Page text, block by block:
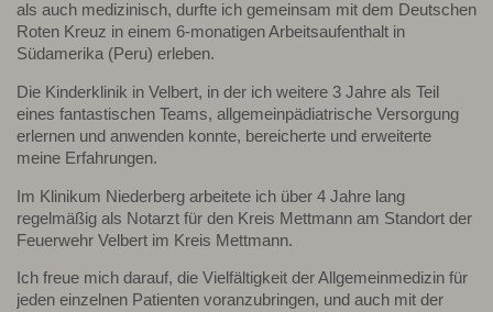
als auch medizinisch, durfte ich gemeinsam mit dem Deutschen
Roten Kreuz in einem 6-monatigen Arbeitsaufenthalt in
Südamerika (Peru) erleben.
Die Kinderklinik in Velbert, in der ich weitere 3 Jahre als Teil
eines fantastischen Teams, allgemeinpädiatrische Versorgung
erlernen und anwenden konnte, bereicherte und erweiterte
meine Erfahrungen.
Im Klinikum Niederberg arbeitete ich über 4 Jahre lang
regelmäßig als Notarzt für den Kreis Mettmann am Standort der
Feuerwehr Velbert im Kreis Mettmann.
Ich freue mich darauf, die Vielfältigkeit der Allgemeinmedizin für
jeden einzelnen Patienten voranzubringen, und auch mit der